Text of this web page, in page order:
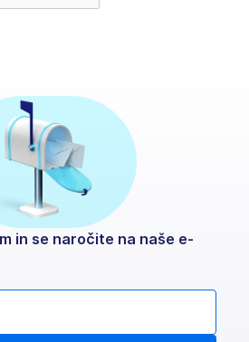
in se naročite na naše e-